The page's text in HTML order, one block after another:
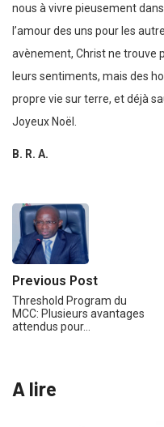
nous à vivre pieusement
l’amour des uns pour les
avènement, Christ ne trouve
leurs sentiments, mais des
propre vie sur terre, et déjà
Joyeux Noël.
B. R. A.
Previous Post
Threshold Program du
MCC: Plusieurs avantages
attendus pour…
A lire